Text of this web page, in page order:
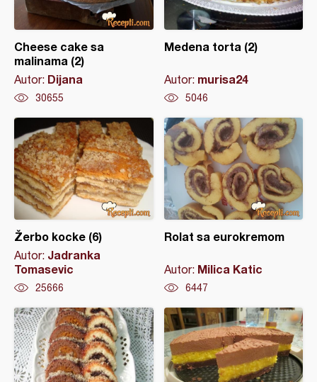
Cheese cake sa
malinama (2)
Autor: Dijana
30655
Medena torta (2)
Autor: murisa24
5046
Žerbo kocke (6)
Autor: Jadranka
Tomasevic
25666
Rolat sa eurokremom
Autor: Milica Katic
6447